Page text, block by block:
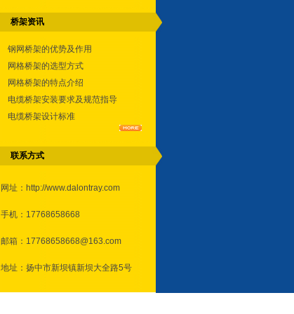
桥架资讯
钢网桥架的优势及作用
网格桥架的选型方式
网格桥架的特点介绍
电缆桥架安装要求及规范指导
电缆桥架设计标准
联系方式
网址： http://www.dalontray.com
手机：17768658668
邮箱：17768658668@163.com
地址：扬中市新坝镇新坝大全路5号